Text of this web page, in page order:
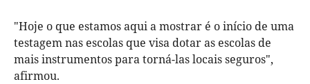
"Hoje o que estamos aqui a mostrar é o início de uma
testagem nas escolas que visa dotar as escolas de
mais instrumentos para torná-las locais seguros",
afirmou.